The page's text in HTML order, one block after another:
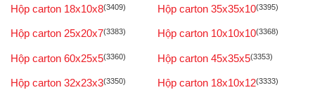
Hộp carton 18x10x8(3409) Hộp carton 35x35x10(3395)
Hộp carton 25x20x7(3383) Hộp carton 10x10x10(3368)
Hộp carton 60x25x5(3360) Hộp carton 45x35x5(3353)
Hộp carton 32x23x3(3350) Hộp carton 18x10x12(3333)